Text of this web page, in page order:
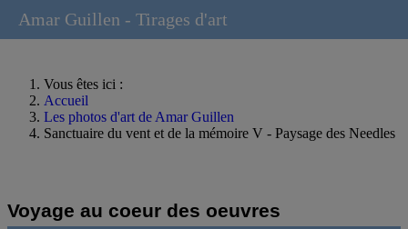
Vous êtes ici :
Accueil
Les photos d'art de Amar Guillen
Sanctuaire du vent et de la mémoire V - Paysage des Needles
Voyage au coeur des oeuvres
Amar Guillen - Tirages d'art